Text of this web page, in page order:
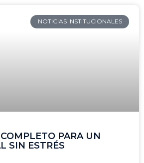
NOTICIAS INSTITUCIONALES
PARA UN
SIN ESTRÉS